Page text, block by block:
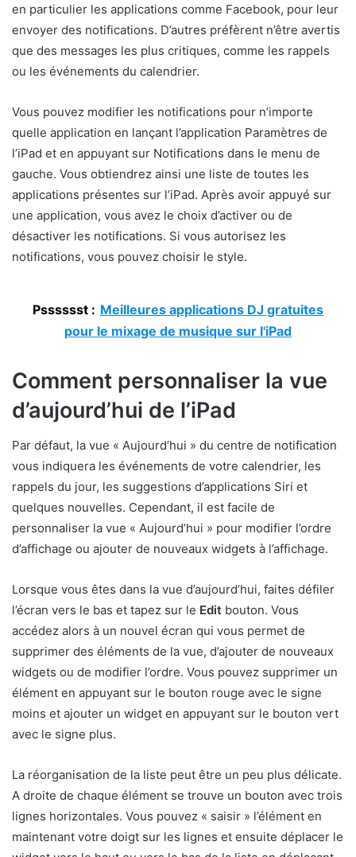
en particulier les applications comme Facebook, pour leur
envoyer des notifications. D’autres préfèrent n’être avertis
que des messages les plus critiques, comme les rappels
ou les événements du calendrier.
Vous pouvez modifier les notifications pour n’importe
quelle application en lançant l’application Paramètres de
l’iPad et en appuyant sur Notifications dans le menu de
gauche. Vous obtiendrez ainsi une liste de toutes les
applications présentes sur l’iPad. Après avoir appuyé sur
une application, vous avez le choix d’activer ou de
désactiver les notifications. Si vous autorisez les
notifications, vous pouvez choisir le style.
Psssssst : Meilleures applications DJ gratuites
pour le mixage de musique sur l'iPad
Comment personnaliser la vue
d’aujourd’hui de l’iPad
Par défaut, la vue « Aujourd’hui » du centre de notification
vous indiquera les événements de votre calendrier, les
rappels du jour, les suggestions d’applications Siri et
quelques nouvelles. Cependant, il est facile de
personnaliser la vue « Aujourd’hui » pour modifier l’ordre
d’affichage ou ajouter de nouveaux widgets à l’affichage.
Lorsque vous êtes dans la vue d’aujourd’hui, faites défiler
l’écran vers le bas et tapez sur le Edit bouton. Vous
accédez alors à un nouvel écran qui vous permet de
supprimer des éléments de la vue, d’ajouter de nouveaux
widgets ou de modifier l’ordre. Vous pouvez supprimer un
élément en appuyant sur le bouton rouge avec le signe
moins et ajouter un widget en appuyant sur le bouton vert
avec le signe plus.
La réorganisation de la liste peut être un peu plus délicate.
A droite de chaque élément se trouve un bouton avec trois
lignes horizontales. Vous pouvez « saisir » l’élément en
maintenant votre doigt sur les lignes et ensuite déplacer le